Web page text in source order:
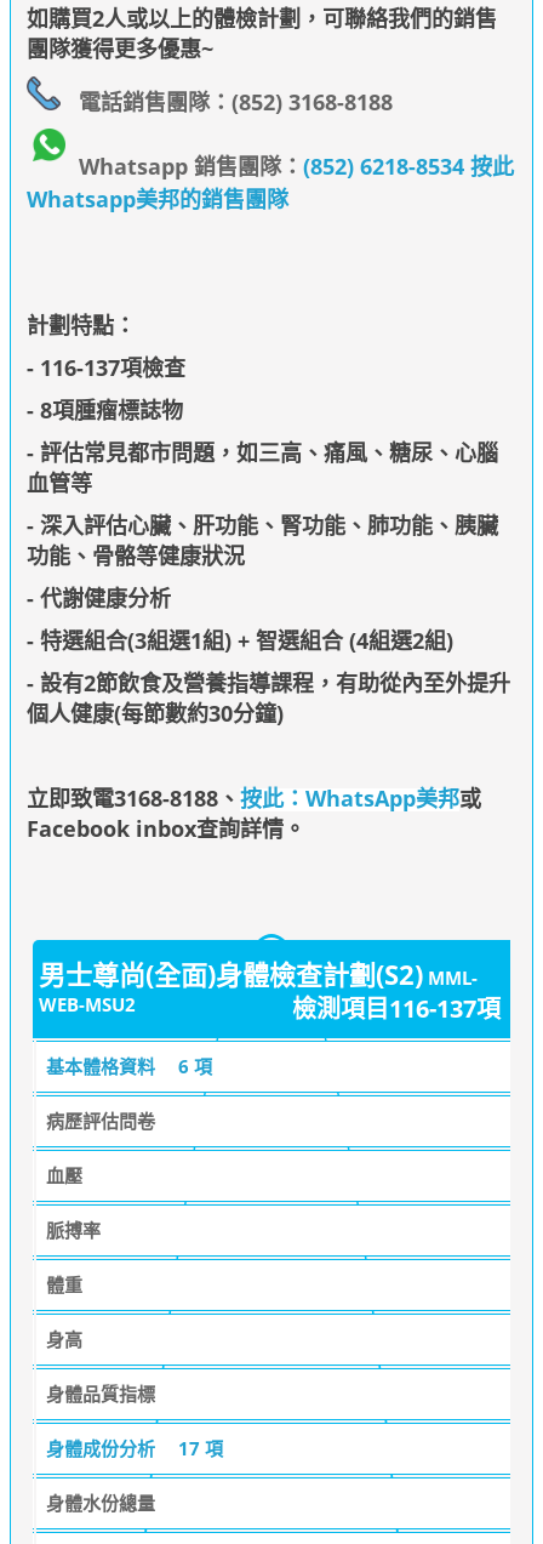
如購買2人或以上的體檢計劃，可聯絡我們的銷售
團隊獲得更多優惠~
電話銷售團隊：(852) 3168-8188
Whatsapp 銷售團隊：(852) 6218-8534 按此
Whatsapp美邦的銷售團隊
計劃特點：
- 116-137項檢查
- 8項腫瘤標誌物
- 評估常見都市問題，如三高、痛風、糖尿、心腦
血管等
- 深入評估心臟、肝功能、腎功能、肺功能、胰臟
功能、骨骼等健康狀況
- 代謝健康分析
- 特選組合(3組選1組) + 智選組合 (4組選2組)
- 設有2節飲食及營養指導課程，有助從內至外提升
個人健康(每節數約30分鐘)
立即致電3168-8188、 按此：WhatsApp美邦或
Facebook inbox查詢詳情。
男士尊尚(全面)身體檢查計劃(S2) MML-
WEB-MSU2
檢測項目116-137項
基本體格資料 6 項
病歷評估問卷
血壓
脈搏率
體重
身高
身體品質指標
身體成份分析 17 項
身體水份總量